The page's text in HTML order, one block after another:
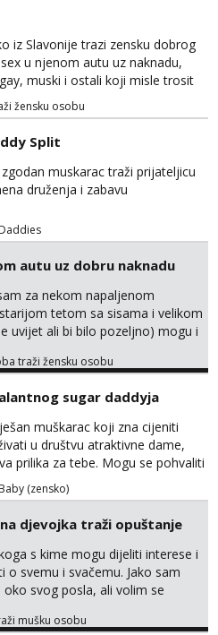
iz Slavonije trazi zensku dobrog
u njenom autu uz naknadu,
muski i ostali koji misle trosit
mogu zaobic oglas, ako si
da te punim negdje
autu javi se na whatsapp
199 1895.
žensku osobu
Split
muskarac traži prijateljicu
druženja i zabavu
autu uz dobru naknadu
za nekom napaljenom
tetom sa sisama i velikom
uvijet ali bi bilo pozeljno) mogu i
uz naknadu, trazim neku koja
prije seksa dobijes odmah na
samo ozbiljne da se javljaju one
na seks po mracnim parkinzima,
itd be...
traži žensku osobu
sugar daddyja
muškarac koji zna cijeniti
u društvu atraktivne dame,
prilika za tebe. Mogu se pohvaliti
licem, dugom, njegovanom
figurom. Moje grudi su broj 4,a
lažne skromnosti, prava top
i opušteno druženje je moj
dopisivanja, putovanja ili
Što nudim: - atraktivno i
(zensko)
djevojka traži opuštanje
s kime mogu dijeliti interese i
o svemu i svačemu. Jako sam
oko svog posla, ali volim se
nekoga pa da se nemoram
mušku osobu